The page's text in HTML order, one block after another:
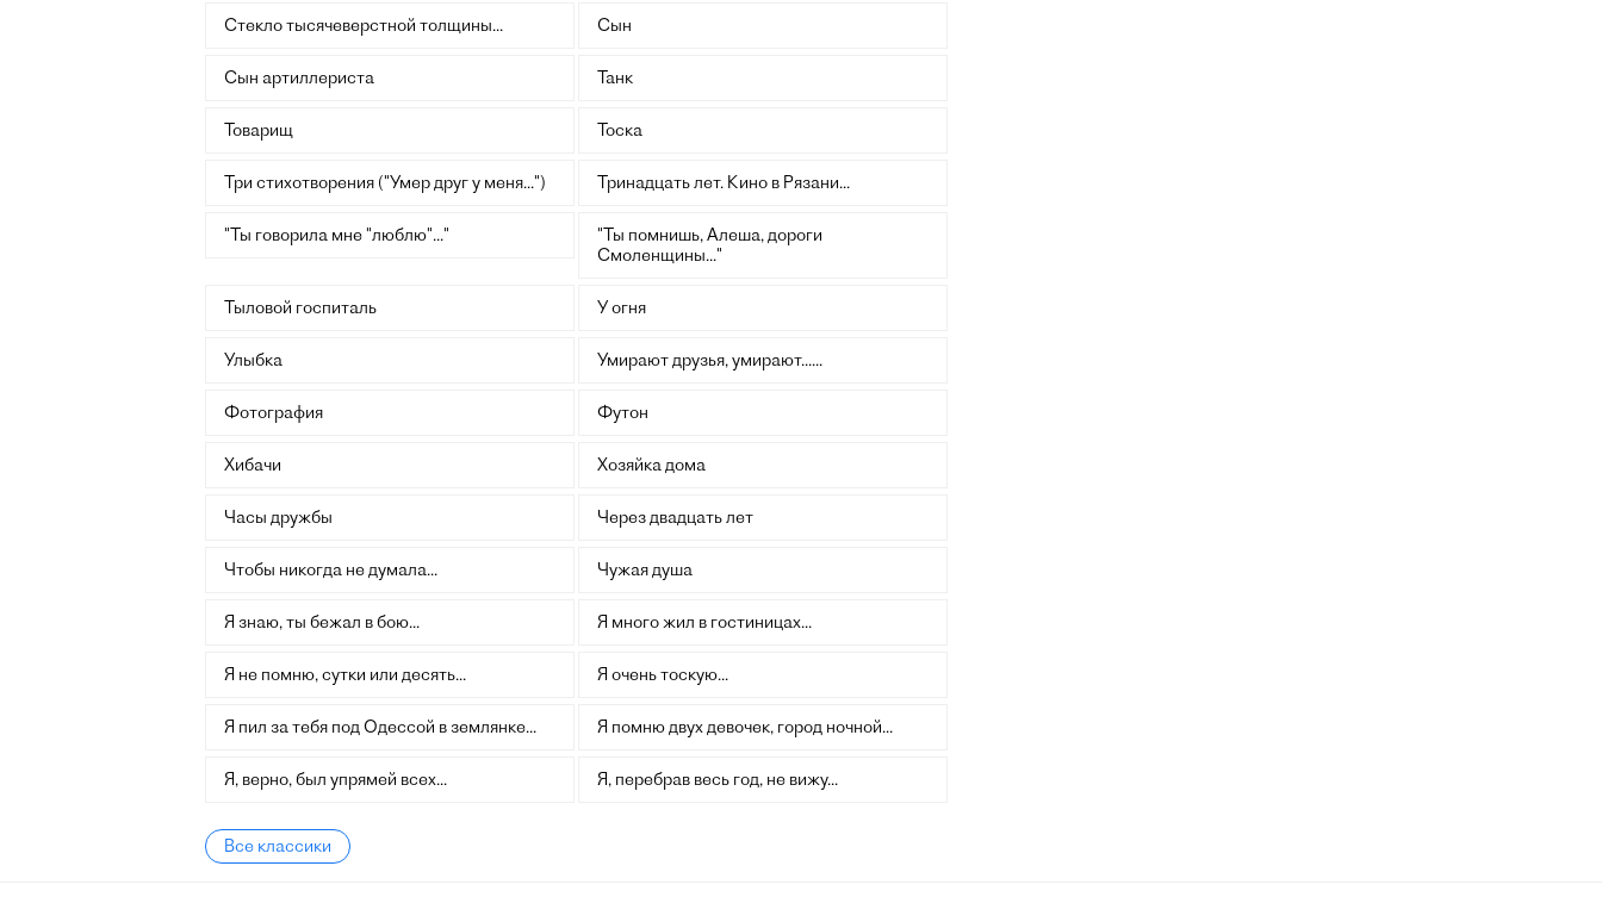
Стекло тысячеверстной толщины... Сын
Сын артиллериста Танк
Товарищ Тоска
Три стихотворения ("Умер друг у меня...") Тринадцать лет. Кино в Рязани...
"Ты говорила мне "люблю"..."
"Ты помнишь, Алеша, дороги
Смоленщины..."
Тыловой госпиталь У огня
Улыбка Умирают друзья, умирают......
Фотография Футон
Хибачи Хозяйка дома
Часы дружбы Через двадцать лет
Чтобы никогда не думала... Чужая душа
Я знаю, ты бежал в бою... Я много жил в гостиницах...
Я не помню, сутки или десять... Я очень тоскую...
Я пил за тебя под Одессой в землянке... Я помню двух девочек, город ночной...
Я, верно, был упрямей всех... Я, перебрав весь год, не вижу...
Все классики